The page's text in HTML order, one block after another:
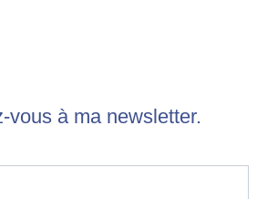
vous à ma newsletter.